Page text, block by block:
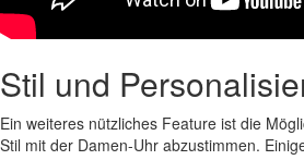
Stil und
Ein weiteres nützliches Feature ist die
Stil mit der Damen-Uhr abzustimmen.